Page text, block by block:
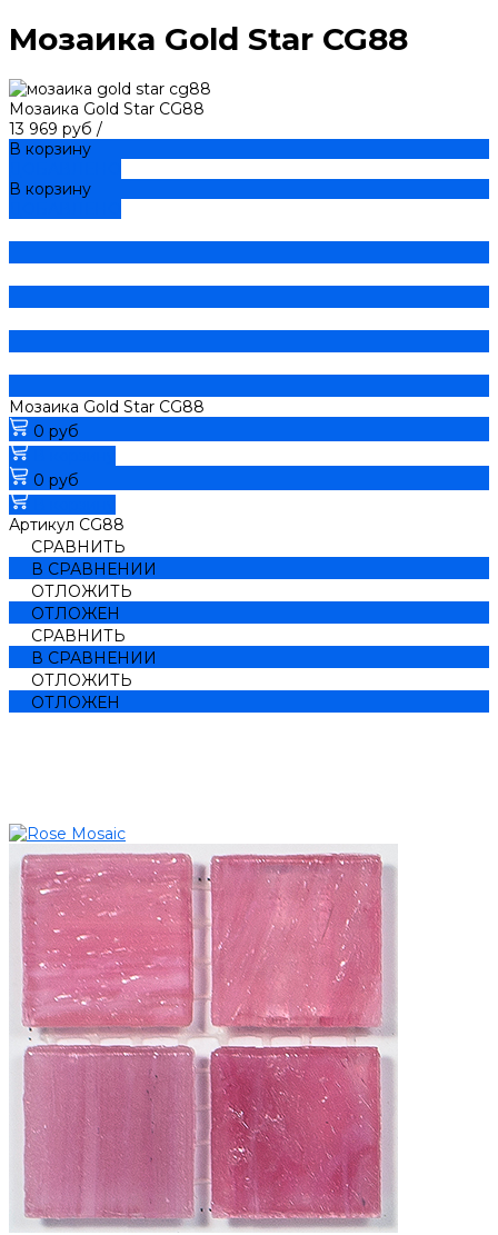
Мозаика Gold Star CG88
Мозаика Gold Star CG88
13 969 руб /
В корзину
В корзину
Мозаика Gold Star CG88
0 руб
0 руб
Артикул CG88
СРАВНИТЬ
В СРАВНЕНИИ
ОТЛОЖИТЬ
ОТЛОЖЕН
СРАВНИТЬ
В СРАВНЕНИИ
ОТЛОЖИТЬ
ОТЛОЖЕН